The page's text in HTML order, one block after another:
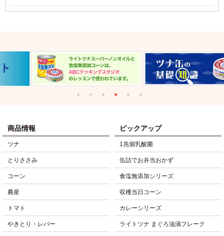
商品情報
ツナ
とりささみ
コーン
農産
トマト
やきとり・レバー
ピックアップ
1兆個乳酸菌
缶詰でお弁当おかず
食塩無添加シリーズ
収穫当日コーン
カレーシリーズ
ライトツナ まぐろ油漬フレーク